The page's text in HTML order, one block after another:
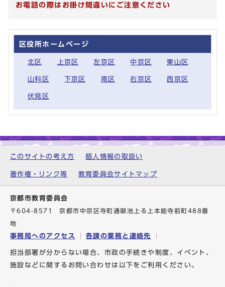
お電話の際はお掛け間違いにご注意ください
区役所ホームページ
北区 上京区 左京区 中京区 東山区
山科区 下京区 南区 右京区 西京区
伏見区
このサイトの考え方 個人情報の取扱い
著作権・リンク等 教育委員会サイトマップ
京都市教育委員会
〒604-8571 京都市中京区寺町通御池上る上本能寺前町488番
地
事務局へのアクセス 各課の業務と連絡先
担当部署が分からない場合、市政の手続きや制度、イベント、
施設などに関するお問い合わせは以下をご利用ください。